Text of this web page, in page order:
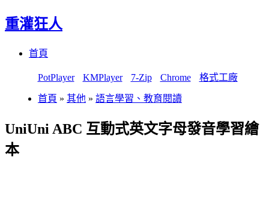
重灌狂人
首頁
PotPlayer KMPlayer 7-Zip Chrome 格式工廠
首頁 » 其他 » 語言學習、教育閱讀
UniUni ABC 互動式英文字母發音學習繪
本